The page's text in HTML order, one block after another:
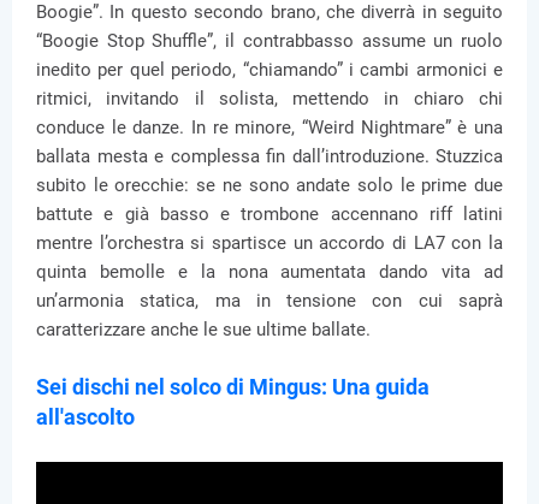
Boogie”. In questo secondo brano, che diverrà in seguito
“Boogie Stop Shuffle”, il contrabbasso assume un ruolo
inedito per quel periodo, “chiamando” i cambi armonici e
ritmici, invitando il solista, mettendo in chiaro chi
conduce le danze. In re minore, “Weird Nightmare” è una
ballata mesta e complessa fin dall’introduzione. Stuzzica
subito le orecchie: se ne sono andate solo le prime due
battute e già basso e trombone accennano riff latini
mentre l’orchestra si spartisce un accordo di LA7 con la
quinta bemolle e la nona aumentata dando vita ad
un’armonia statica, ma in tensione con cui saprà
caratterizzare anche le sue ultime ballate.
Sei dischi nel solco di Mingus: Una guida
all'ascolto